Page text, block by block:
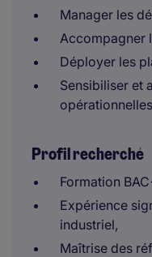
Manager les
Accompagner
Déployer les
Sensibiliser et
Profil recherché
Formation
Expérience
industriel,
Maîtrise des